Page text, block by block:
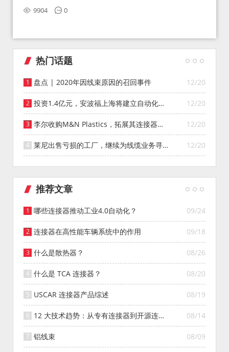
9904 0
热门话题
12/20
盘点 | 2020年因线束原因的召回事件
12/20
投资1.4亿元，安波福上海将建立自动化智
能仓库
12/20
李尔收购M&N Plastics，拓展其连接器系
统业务
12/20
莱尼出售亏损的工厂，继续为线缆业务寻找
投资者
推荐文章
09/24
哪些连接器推动工业4.0自动化？
09/18
连接器在高性能车辆系统中的作用
08/26
什么是散热器？
08/20
什么是 TCA 连接器？
08/19
USCAR 连接器产品综述
08/14
12 大技术趋势：从专有连接器到开源连接
器的演变
08/09
铝线束